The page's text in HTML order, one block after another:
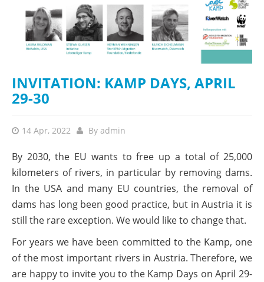
INVITATION: KAMP DAYS, APRIL
29-30
14 Apr, 2022 By admin
By 2030, the EU wants to free up a total of 25,000
kilometers of rivers, in particular by removing dams.
In the USA and many EU countries, the removal of
dams has long been good practice, but in Austria it is
still the rare exception. We would like to change that.
For years we have been committed to the Kamp, one
of the most important rivers in Austria. Therefore, we
are happy to invite you to the Kamp Days on April 29-